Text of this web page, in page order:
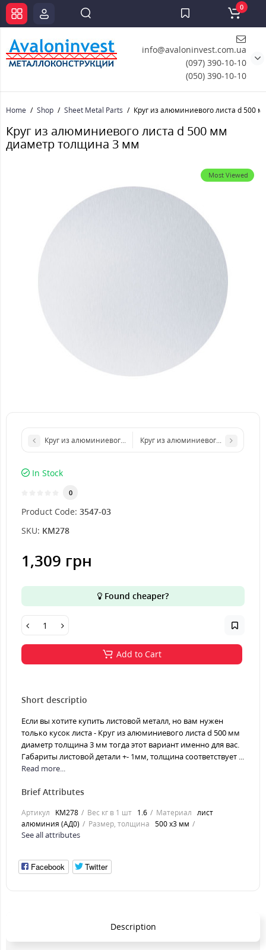
info@avaloninvest.com.ua
(097) 390-10-10
(050) 390-10-10
0
Home Shop Sheet Metal Parts Круг из алюминиевого листа d 500
Круг из алюминиевого листа d 500 мм
диаметр толщина 3 мм
Most Viewed
Круг из алюминиевого листа d 400 мм диаметр толщина 3 мм
Круг из алюминиевого листа d
In Stock
0
Product Code: 3547-03
SKU: KM278
1,309 грн
Found cheaper?
Add to Cart
Short descriptio
Если вы хотите купить листовой металл, но вам нужен
только кусок листа - Круг из алюминиевого листа d 500 мм
диаметр толщина 3 мм тогда этот вариант именно для вас.
Габариты листовой детали +- 1мм, толщина соответствует ...
Read more...
Brief Attributes
Артикул KM278 Вес кг в 1 шт 1.6 Материал лист
алюминия (АД0)
Размер, толщина 500 х3 мм
See all attributes
Facebook Twitter
Description